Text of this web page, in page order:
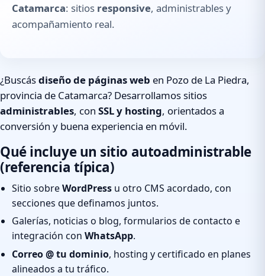
Catamarca: sitios responsive, administrables y
acompañamiento real.
¿Buscásdiseño de páginas web en Pozo de La Piedra,
provincia de Catamarca? Desarrollamos sitios
administrables, con SSL y hosting, orientados a
conversión y buena experiencia en móvil.
Qué incluye un sitio autoadministrable
(referencia típica)
Sitio sobreWordPress u otro CMS acordado, con
secciones que definamos juntos.
Galerías, noticias o blog, formularios de contacto e
integración con WhatsApp.
Correo @ tu dominio, hosting y certificado en planes
alineados a tu tráfico.